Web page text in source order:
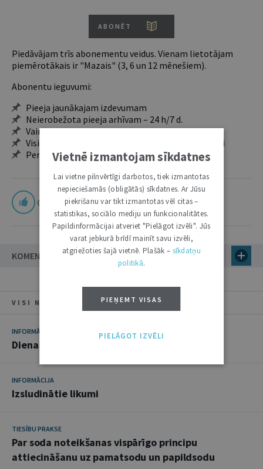
ABONĒT
Piedāvājam trīs abonementu veidus. Vienam lietotājam
piemērotākais ir "Mazais" (3, 6 un 12 mēnešiem).
Abonentu ieguvumi:
Pieeja jaunākajam izdevumam
Neierobežota pieeja arhīvam – 24 h/7 d.
Vairāk nekā 18 000 rakstu un 2000 autoru
Visi tematiskie numuri un ikgadējie grāmatžurnāli
Personalizētās iespējas – piezīmes, citāti, mapes
0
KOMENTĀRI
VISI NUMURA RAKSTI
INFORMĀCIJA
Dienas un darbi
INFORMĀCIJA
Izsludinātie likumi
TIESĪBU PRAKSE
Par soda noteikšanas vispārīgo principu
attiecināšanu uz pamatsodu un papildsodu
Vietnē izmantojam sīkdatnes
Lai vietne pilnvērtīgi darbotos, tiek izmantotas
nepieciešamās (obligātās) sīkdatnes. Ar Jūsu
piekrišanu var tikt izmantotas vēl citas –
statistikas, sociālo mediju un funkcionalitātes.
Papildinformācijai atveriet "Pielāgot izvēli". Jūs
varat jebkurā brīdī mainīt savu izvēli,
atgriežoties šajā vietnē. Plašāk – sīkdatņu
politikā.
PIEŅEMT VISAS
PIELĀGOT IZVĒLI